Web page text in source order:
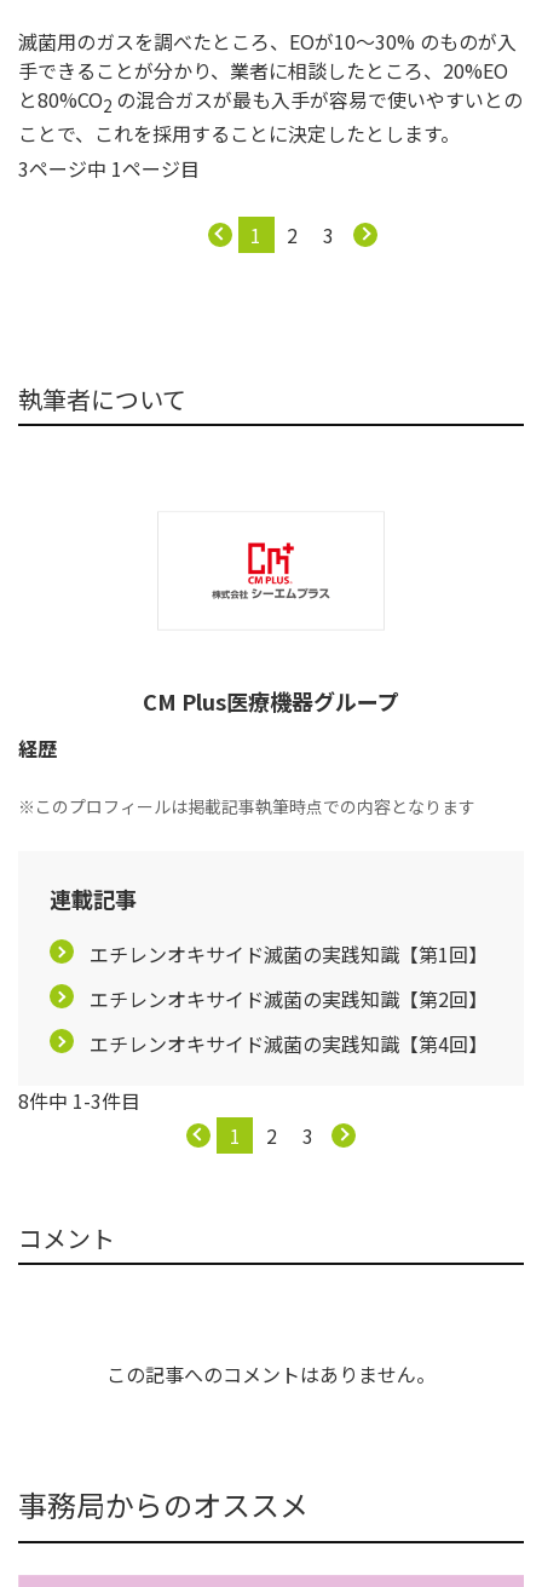
滅菌用のガスを調べたところ、EOが10～30% のものが入
手できることが分かり、業者に相談したところ、20%EO
と80%CO2 の混合ガスが最も入手が容易で使いやすいとの
ことで、これを採用することに決定したとします。
3ページ中 1ページ目
1 2 3
執筆者について
CM Plus医療機器グループ
経歴
※このプロフィールは掲載記事執筆時点での内容となります
連載記事
エチレンオキサイド滅菌の実践知識【第1回】
エチレンオキサイド滅菌の実践知識【第2回】
エチレンオキサイド滅菌の実践知識【第4回】
8件中 1-3件目
1
2 3
コメント
この記事へのコメントはありません。
事務局からのオススメ